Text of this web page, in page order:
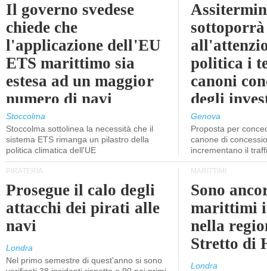
Il governo svedese
chiede che
l'applicazione dell'EU
ETS marittimo sia
estesa ad un maggior
numero di navi
Stoccolma
Stoccolma sottolinea la necessità che il
sistema ETS rimanga un pilastro della
politica climatica dell'UE
sottoporrà
politica i
canoni
degli
Genova
Proposta per
canone di
incrementano il
PIRATERIA
Prosegue il calo degli
attacchi dei pirati alle
navi
Londra
Nel primo semestre di quest'anno si sono
MARITTIMI
Sono
marittimi
nella
Stretto di
Londra